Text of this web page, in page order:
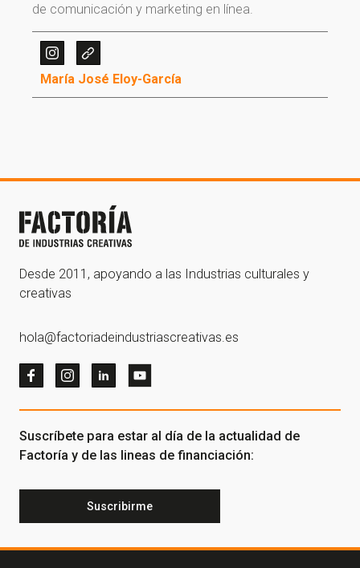
¡Gracias por suscribirte a
nuestra newsletter!
¡Gracias por suscribirte a nuestra newsletter!
de comunicación y marketing en línea.
María José Eloy-García
Desde 2011, apoyando a las Industrias culturales y
creativas
hola@factoriadeindustriascreativas.es
Suscríbete para estar al día de la actualidad de
Factoría y de las lineas de financiación:
Suscribirme